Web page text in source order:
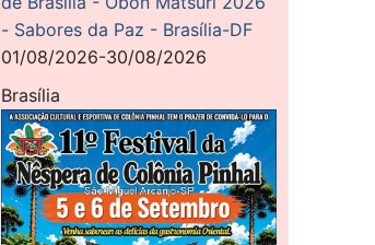
- Sabores da Paz - Brasília-DF
01/08/2026-30/08/2026
Brasília